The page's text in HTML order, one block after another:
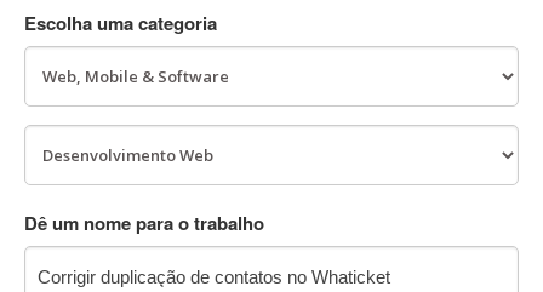
Escolha uma categoria
Dê um nome para o trabalho